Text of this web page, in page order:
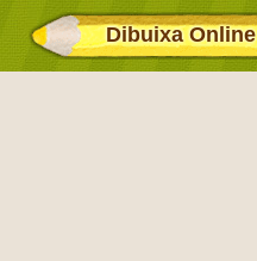
Dibuixa Online